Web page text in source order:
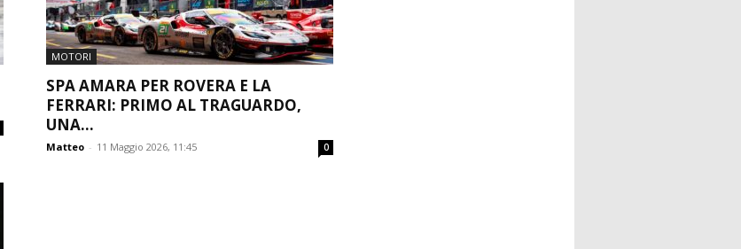
MOTORI
SPA AMARA PER ROVERA E LA
FERRARI: PRIMO AL TRAGUARDO,
UNA...
Matteo - 11 Maggio 2026, 11:45 0